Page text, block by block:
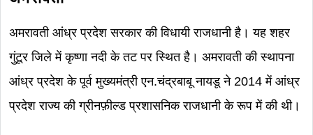
अमरावती आंध्र प्रदेश सरकार की विधायी राजधानी है। यह शहर
गुंटूर जिले में कृष्णा नदी के तट पर स्थित है। अमरावती की स्थापना
आंध्र प्रदेश के पूर्व मुख्यमंत्री एन.चंद्रबाबू नायडू ने 2014 में आंध्र
प्रदेश राज्य की ग्रीनफ़ील्ड प्रशासनिक राजधानी के रूप में की थी।